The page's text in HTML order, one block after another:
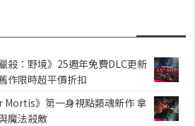
殺：野境》25週年免費DLC更新
作限時超平價折扣
Mortis》第一身視點類魂新作 拿
魔法殺敵